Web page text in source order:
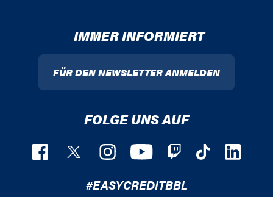
IMMER INFORMIERT
FÜR DEN NEWSLETTER ANMELDEN
FOLGE UNS AUF
#EASYCREDITBBL